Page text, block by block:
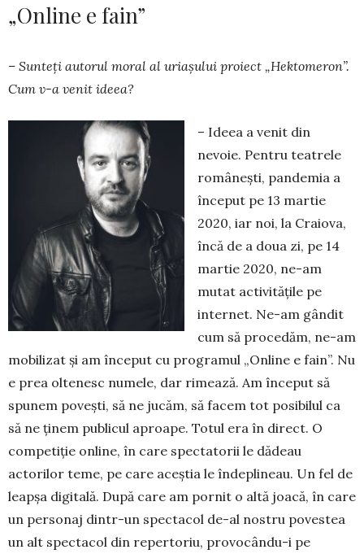
„Online e fain”
– Sunteți autorul moral al uriașului proiect „Hektomeron”.
Cum v-a venit ideea?
– Ideea a venit din
nevoie. Pentru teatrele
ro­mânești, pandemia a
început pe 13 martie
2020, iar noi, la Craiova,
încă de a doua zi, pe 14
martie 2020, ne-am
mutat activitățile pe
internet. Ne-am gândit
cum să procedăm, ne-am
mobilizat și am început cu programul „Online e fain”. Nu
e prea oltenesc numele, dar rimează. Am început să
spu­nem povești, să ne jucăm, să facem tot po­sibilul ca
să ne ținem publicul aproape. Totul era în di­rect. O
competiție online, în care spectatorii le dă­deau
actorilor teme, pe care aceștia le înde­pli­neau. Un fel de
leapșa digitală. După care am pornit o altă joacă, în care
un personaj dintr-un spectacol de-al nostru po­vestea
un alt spectacol din repertoriu, provocându-i pe